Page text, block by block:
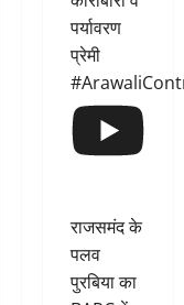
पर्यावरण
प्रेमी
राजसमंद के
पलव
पुरबिया का